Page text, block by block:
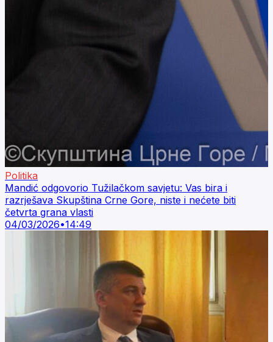
Politika
Mandić odgovorio Tužilačkom savjetu: Vas bira i
razrješava Skupština Crne Gore, niste i nećete biti
četvrta grana vlasti
04/03/2026•14:49